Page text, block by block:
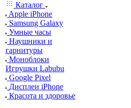
Каталог
Apple iPhone
Samsung Galaxy
Умные часы
Наушники и
гарнитуры
Моноблоки
Игрушки Labubu
Google Pixel
Дисплеи iPhone
Красота и здоровье